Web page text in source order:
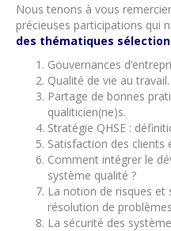
Nous tenons à vous
précieuses participations qui
des thématiques
Gouvernances
Qualité de vie au travail.
Partage de bonnes
qualiticien(ne)s.
Stratégie QHSE :
Satisfaction des clients
Comment intégrer le
système qualité ?
La notion de risques et
résolution de
La sécurité des